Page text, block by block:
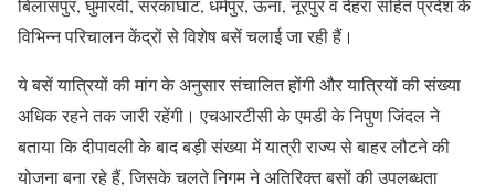
बिलासपुर, घुमारवीं, सरकाघाट, धर्मपुर, ऊना, नूरपुर व देहरा सहित प्रदेश के
विभिन्न परिचालन केंद्रों से विशेष बसें चलाई जा रही हैं।
ये बसें यात्रियों की मांग के अनुसार संचालित होंगी और यात्रियों की संख्या
अधिक रहने तक जारी रहेंगी। एचआरटीसी के एमडी के निपुण जिंदल ने
बताया कि दीपावली के बाद बड़ी संख्या में यात्री राज्य से बाहर लौटने की
योजना बना रहे हैं, जिसके चलते निगम ने अतिरिक्त बसों की उपलब्धता